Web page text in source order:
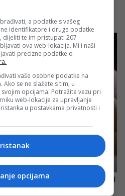
a podatke s vašeg
identifikatore i druge podatke
dijeliti te im pristupati 207
ova web-lokacija. Mi i naši
precizne podatke o
vaše osobne podatke na
se ne slažete s tim, u
opcijama. Potražite vezu pri
web-lokacije za upravljanje
u postavkama privatnosti i
opcijama